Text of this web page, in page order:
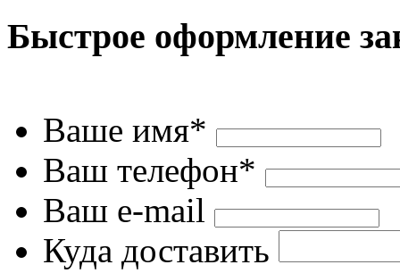
Быстрое оформление
Ваше имя*
Ваш телефон*
Ваш e-mail
Куда доставить